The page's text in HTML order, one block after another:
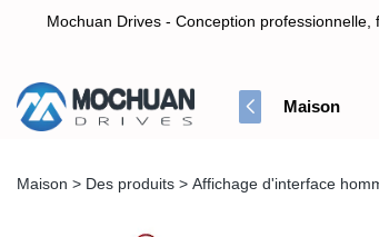
Mochuan Drives - Conception
Maison
Maison > Des produits > Affichage d'interface